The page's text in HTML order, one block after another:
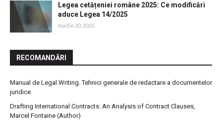
Legea cetățeniei române 2025: Ce modificări
aduce Legea 14/2025
martie 20, 2025
RECOMANDĂRI
Manual de Legal Writing. Tehnici generale de redactare a documentelor
juridice
Drafting International Contracts: An Analysis of Contract Clauses,
Marcel Fontaine (Author)